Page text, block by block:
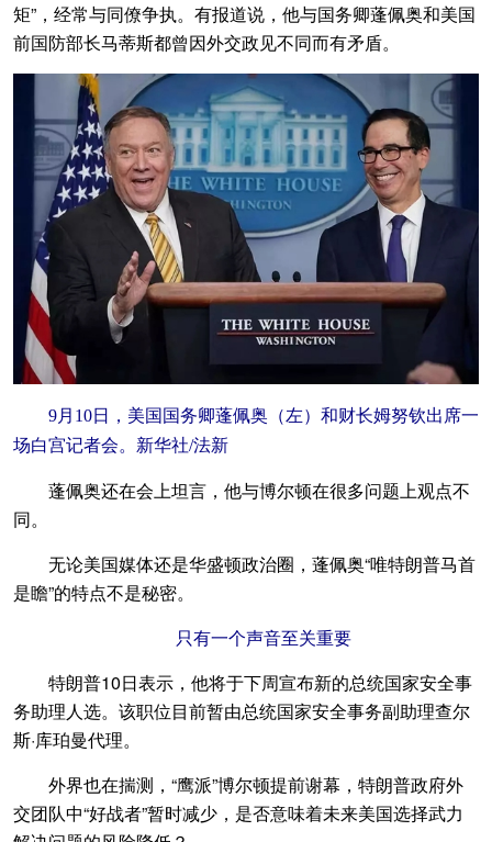
矩”，经常与同僚争执。有报道说，他与国务卿蓬佩奥和美国
前国防部长马蒂斯都曾因外交政见不同而有矛盾。
9月10日，美国国务卿蓬佩奥（左）和财长姆努钦出席一
场白宫记者会。新华社/法新
蓬佩奥还在会上坦言，他与博尔顿在很多问题上观点不
同。
无论美国媒体还是华盛顿政治圈，蓬佩奥“唯特朗普马首
是瞻”的特点不是秘密。
只有一个声音至关重要
特朗普10日表示，他将于下周宣布新的总统国家安全事
务助理人选。该职位目前暂由总统国家安全事务副助理查尔
斯·库珀曼代理。
外界也在揣测，“鹰派”博尔顿提前谢幕，特朗普政府外
交团队中“好战者”暂时减少，是否意味着未来美国选择武力